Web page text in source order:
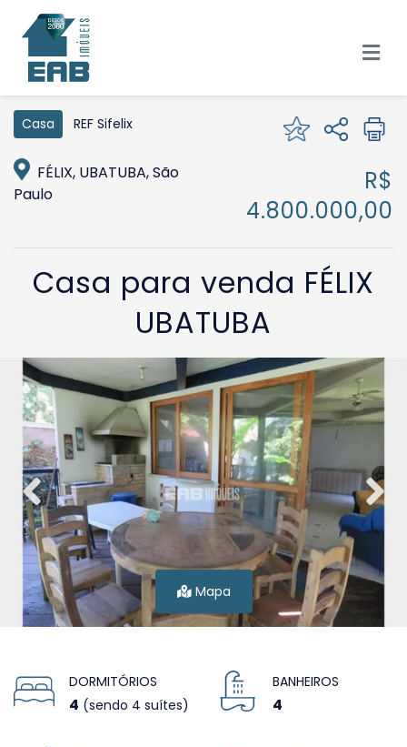
Casa REF Sifelix
FÉLIX, UBATUBA, São
Paulo
R$
4.800.000,00
Casa para venda FÉLIX
UBATUBA
Mapa
DORMITÓRIOS
4 (sendo 4 suítes)
BANHEIROS
4